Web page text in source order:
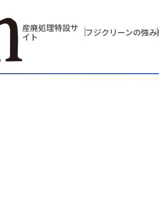
産廃処理特設サ
イト フジクリーンの強み